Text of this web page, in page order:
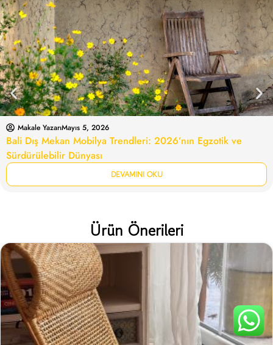
Makale YazarıMayıs 5, 2026
Bali Dış Mekan Mobilya Trendleri: 2026’nın Egzotik ve
Sürdürülebilir Dünyası
DEVAMINI OKU
Ürün Önerileri